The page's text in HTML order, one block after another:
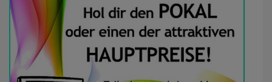
Cookie Name
Cookie Laufzeit
Infos schließen